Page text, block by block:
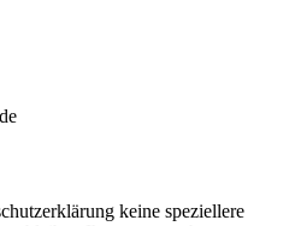
keine speziellere